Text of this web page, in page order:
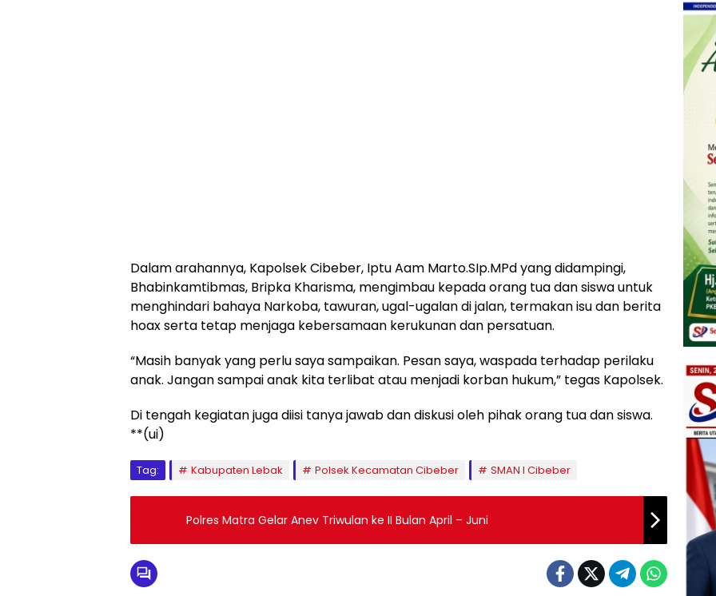
Dalam arahannya, Kapolsek Cibeber, Iptu Aam Marto.SIp.MPd yang didampingi,
Bhabinkamtibmas, Bripka Kharisma, mengimbau kepada orang tua dan siswa untuk
menghindari bahaya Narkoba, tawuran, ugal-ugalan di jalan, termakan isu dan berita
hoax serta tetap menjaga kebersamaan kerukunan dan persatuan.
“Masih banyak yang perlu saya sampaikan. Pesan saya, waspada terhadap perilaku
anak. Jangan sampai anak kita terlibat atau menjadi korban hukum,” tegas Kapolsek.
Di tengah kegiatan juga diisi tanya jawab dan diskusi oleh pihak orang tua dan siswa.
**(ui)
Tag: Kabupaten Lebak Polsek Kecamatan Cibeber SMAN I Cibeber
Polres Matra Gelar Anev Triwulan ke II Bulan April – Juni